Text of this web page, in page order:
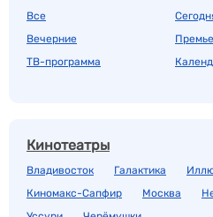
Все
Вечерние
ТВ-программа
Кинотеатры
Владивосток Галактика
Киномакс-Сапфир
Москва